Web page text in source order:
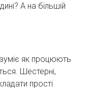
А на більшій
як процюють
Шестерні,
прості